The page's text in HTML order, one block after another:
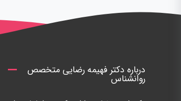
درباره دکتر فهیمه رضایی متخصص
روانشناس